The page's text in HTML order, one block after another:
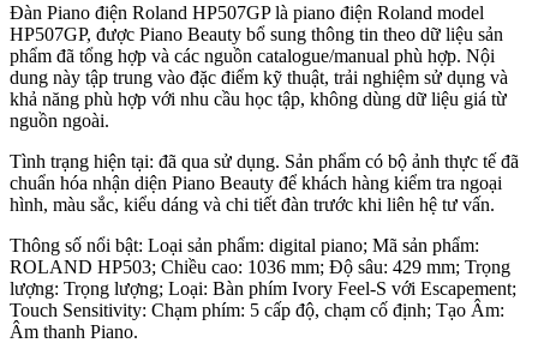
Đàn Piano điện Roland HP507GP là piano điện Roland model
HP507GP, được Piano Beauty bổ sung thông tin theo dữ liệu sản
phẩm đã tổng hợp và các nguồn catalogue/manual phù hợp. Nội
dung này tập trung vào đặc điểm kỹ thuật, trải nghiệm sử dụng và
khả năng phù hợp với nhu cầu học tập, không dùng dữ liệu giá từ
nguồn ngoài.
Tình trạng hiện tại: đã qua sử dụng. Sản phẩm có bộ ảnh thực tế đã
chuẩn hóa nhận diện Piano Beauty để khách hàng kiểm tra ngoại
hình, màu sắc, kiểu dáng và chi tiết đàn trước khi liên hệ tư vấn.
Thông số nổi bật: Loại sản phẩm: digital piano; Mã sản phẩm:
ROLAND HP503; Chiều cao: 1036 mm; Độ sâu: 429 mm; Trọng
lượng: Trọng lượng; Loại: Bàn phím Ivory Feel-S với Escapement;
Touch Sensitivity: Chạm phím: 5 cấp độ, chạm cố định; Tạo Âm:
Âm thanh Piano.